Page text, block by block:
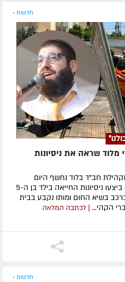
חדשות »
שראה את ניסיונות
חב"ד בלוד נחשף היום
לסיטואציה בה אנשי ההצלה ביצעו ניסיונות החייאה בילד בן ה-5
בשיא החום ומותו נקבע בבית
הקהי... | לכתבה המלאה
חדשות »